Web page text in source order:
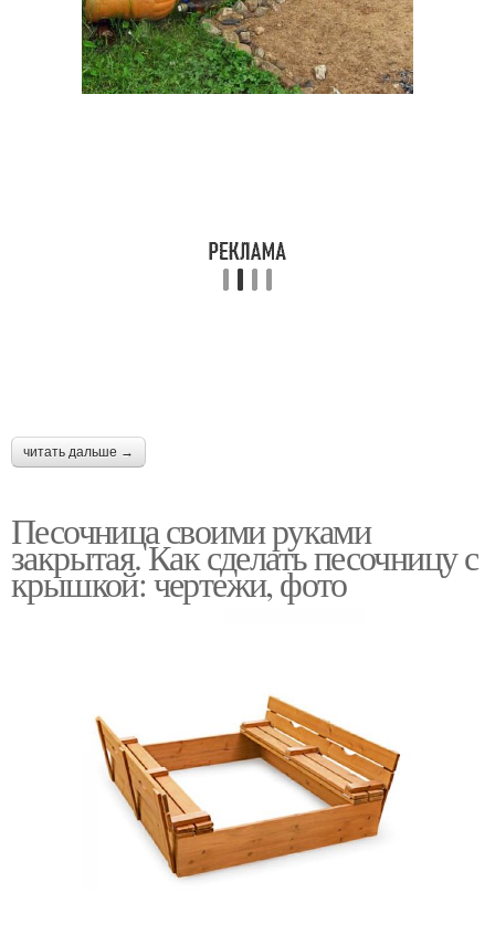
Ветряк из пластиковой
пластиковых бутылок
Ваза из пластиковой
Вазы из бутылок Пластиковые вазы
бутылки
Варианты из
пластиковых бутылок
Пластиковая бутылка
читать дальше →
Песочница своими руками
закрытая. Как сделать песочницу с
крышкой: чертежи, фото